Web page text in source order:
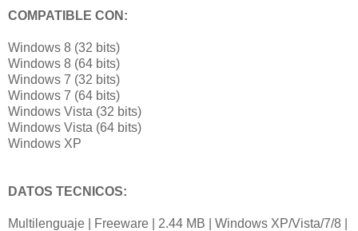
COMPATIBLE CON:
Windows 8 (32 bits)
Windows 8 (64 bits)
Windows 7 (32 bits)
Windows 7 (64 bits)
Windows Vista (32 bits)
Windows Vista (64 bits)
Windows XP
DATOS TECNICOS:
Multilenguaje | Freeware | 2.44 MB | Windows XP/Vista/7/8 |